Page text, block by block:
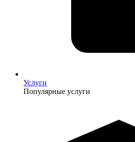
Услуги
Популярные услуги